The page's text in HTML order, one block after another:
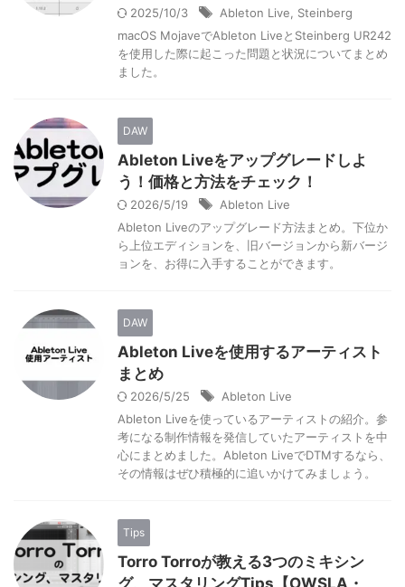
2025/10/3 Ableton Live
Steinberg
macOS MojaveでAbleton LiveとSteinberg UR242
を使用した際に起こった問題と状況についてまとめ
ました。
DAW
Ableton Liveをアップグレードしよ
う！価格と方法をチェック！
2026/5/19
Ableton Live
Ableton Liveのアップグレード方法まとめ。下位か
ら上位エディションを、旧バージョンから新バージ
ョンを、お得に入手することができます。
DAW
Ableton Liveを使用するアーティスト
まとめ
2026/5/25
Ableton Live
Ableton Liveを使っているアーティストの紹介。参
考になる制作情報を発信していたアーティストを中
心にまとめました。Ableton LiveでDTMするなら、
その情報はぜひ積極的に追いかけてみましょう。
Tips
Torro Torroが教える3つのミキシン
グ、マスタリングTips【OWSLA・